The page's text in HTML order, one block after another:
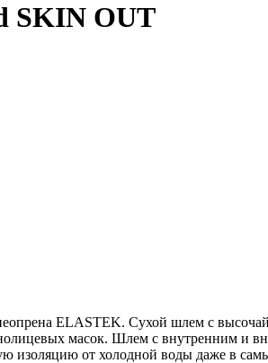
SKIN OUT
ELASTEK. Сухой шлем с
масок. Шлем с внутренним и
изоляцию от холодной воды даже в